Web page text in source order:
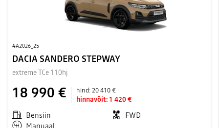
#A2026_25
DACIA SANDERO STEPWAY
extreme TCe 110hj
18 990 € hind:20 410 €
hinnavõit: 1 420 €
Bensiin
FWD
Manuaal